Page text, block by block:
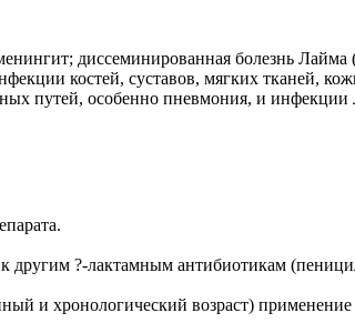
диссеминированная болезнь
костей, суставов, мягких тканей,
путей, особенно пневмония, и
другим ?-лактамным антибиотикам
и хронологический возраст)